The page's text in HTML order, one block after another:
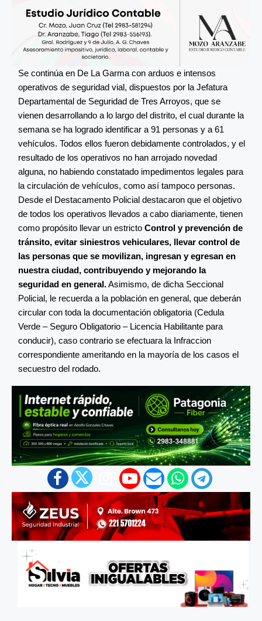
Se continúa en De La Garma con arduos e intensos
operativos de seguridad vial, dispuestos por la Jefatura
Departamental de Seguridad de Tres Arroyos, que se
vienen desarrollando a lo largo del distrito, el cual durante la
semana se ha logrado identificar a 91 personas y a 61
vehículos. Todos ellos fueron debidamente controlados, y el
resultado de los operativos no han arrojado novedad
alguna, no habiendo constatado impedimentos legales para
la circulación de vehículos, como así tampoco personas.
Desde el Destacamento Policial destacaron que el objetivo
de todos los operativos llevados a cabo diariamente, tienen
como propósito llevar un estricto Control y prevención de
tránsito, evitar siniestros vehiculares, llevar control de
las personas que se movilizan, ingresan y egresan en
nuestra ciudad, contribuyendo y mejorando la
seguridad en general.Asimismo, de dicha Seccional
Policial, le recuerda a la población en general, que deberán
circular con toda la documentación obligatoria (Cedula
Verde – Seguro Obligatorio – Licencia Habilitante para
conducir), caso contrario se efectuara la Infraccion
correspondiente ameritando en la mayoría de los casos el
secuestro del rodado.